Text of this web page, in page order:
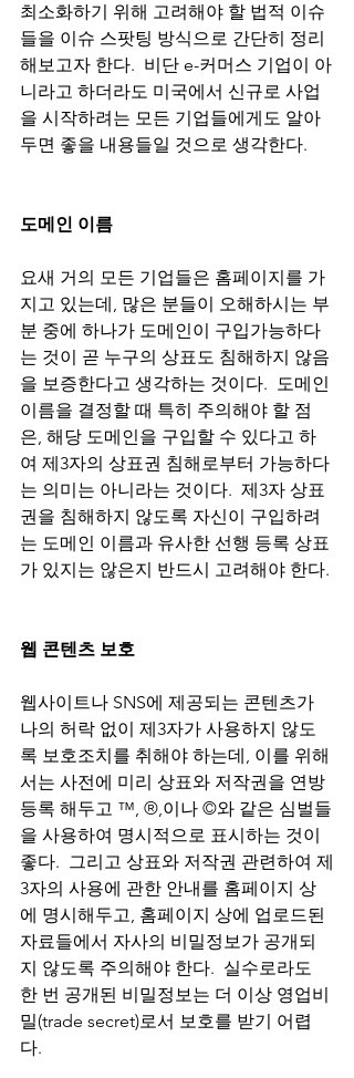
최소화하기 위해 고려해야 할 법적 이슈
들을 이슈 스팟팅 방식으로 간단히 정리
해보고자 한다.  비단 e-커머스 기업이 아
니라고 하더라도 미국에서 신규로 사업
을 시작하려는 모든 기업들에게도 알아
두면 좋을 내용들일 것으로 생각한다.
도메인 이름
요새 거의 모든 기업들은 홈페이지를 가
지고 있는데, 많은 분들이 오해하시는 부
분 중에 하나가 도메인이 구입가능하다
는 것이 곧 누구의 상표도 침해하지 않음
을 보증한다고 생각하는 것이다.  도메인
이름을 결정할 때 특히 주의해야 할 점
은, 해당 도메인을 구입할 수 있다고 하
여 제3자의 상표권 침해로부터 가능하다
는 의미는 아니라는 것이다.  제3자 상표
권을 침해하지 않도록 자신이 구입하려
는 도메인 이름과 유사한 선행 등록 상표
가 있지는 않은지 반드시 고려해야 한다.
웹 콘텐츠 보호
웹사이트나 SNS에 제공되는 콘텐츠가
나의 허락 없이 제3자가 사용하지 않도
록 보호조치를 취해야 하는데, 이를 위해
서는 사전에 미리 상표와 저작권을 연방
등록 해두고 ™, ®,이나 ©와 같은 심벌들
을 사용하여 명시적으로 표시하는 것이
좋다.  그리고 상표와 저작권 관련하여 제
3자의 사용에 관한 안내를 홈페이지 상
에 명시해두고, 홈페이지 상에 업로드된
자료들에서 자사의 비밀정보가 공개되
지 않도록 주의해야 한다.  실수로라도
한 번 공개된 비밀정보는 더 이상 영업비
밀(trade secret)로서 보호를 받기 어렵
다.